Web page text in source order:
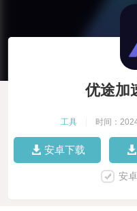
优途加
工具 时间：
安卓下载
安